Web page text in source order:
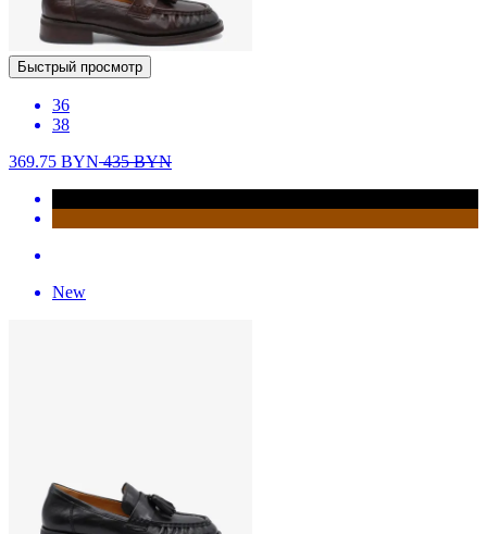
Быстрый просмотр
36
38
369.75 BYN435BYN
New